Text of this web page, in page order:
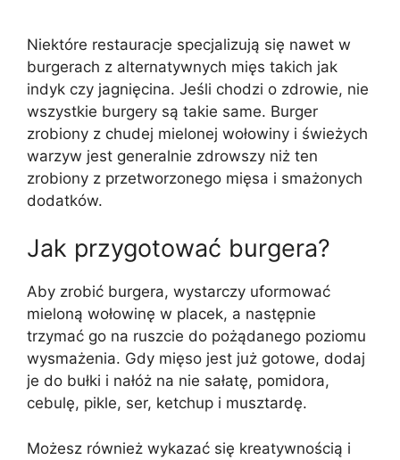
Niektóre restauracje specjalizują się nawet w
burgerach z alternatywnych mięs takich jak
indyk czy jagnięcina. Jeśli chodzi o zdrowie, nie
wszystkie burgery są takie same. Burger
zrobiony z chudej mielonej wołowiny i świeżych
warzyw jest generalnie zdrowszy niż ten
zrobiony z przetworzonego mięsa i smażonych
dodatków.
Jak przygotować burgera?
Aby zrobić burgera, wystarczy uformować
mieloną wołowinę w placek, a następnie
trzymać go na ruszcie do pożądanego poziomu
wysmażenia. Gdy mięso jest już gotowe, dodaj
je do bułki i nałóż na nie sałatę, pomidora,
cebulę, pikle, ser, ketchup i musztardę.
Możesz również wykazać się kreatywnością i